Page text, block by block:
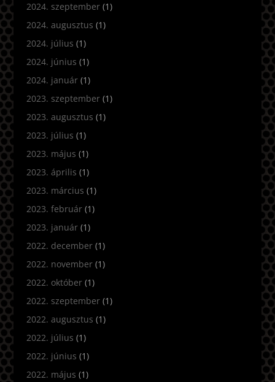
2024. szeptember(1)
2024. augusztus (1)
2024. július (1)
2024. június (1)
2024. január(1)
2023. szeptember(1)
2023. augusztus (1)
2023. július (1)
2023. május (1)
2023. április (1)
2023. március (1)
2023. február(1)
2023. január(1)
2022. december(1)
2022. november(1)
2022. október(1)
2022. szeptember(1)
2022. augusztus (1)
2022. július (1)
2022. június (1)
2022. május (1)